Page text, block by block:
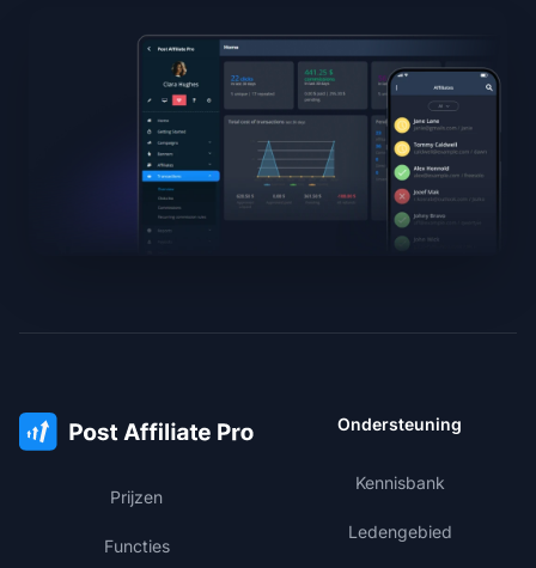
Prijzen
Functies
Ondersteuning
Kennisbank
Ledengebied